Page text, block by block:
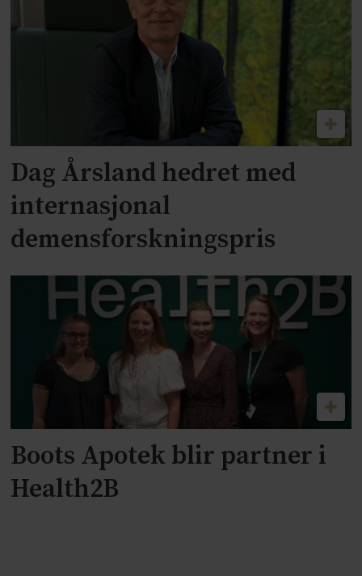
Dag Årsland hedret med
internasjonal
demensforskningspris
Boots Apotek blir partner i
Health2B